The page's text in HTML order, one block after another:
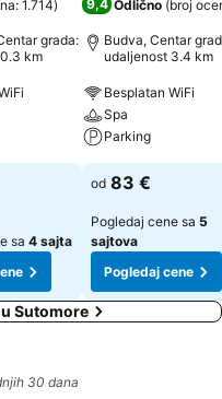
1.714)
grada:
km
sa 4 sajta
9,4 Odlično (broj
Budva, Centar
udaljenost 3.4 km
Besplatan WiFi
Spa
Parking
od 83 €
Pogledaj cene sa 5
sajtova
Pogledaj cene
Sutomore
30 dana